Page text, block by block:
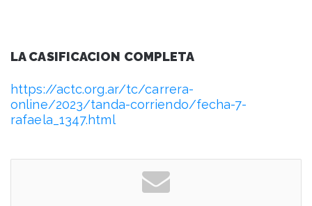
LA CASIFICACION COMPLETA
https://actc.org.ar/tc/carrera-
online/2023/tanda-corriendo/fecha-7-
rafaela_1347.html